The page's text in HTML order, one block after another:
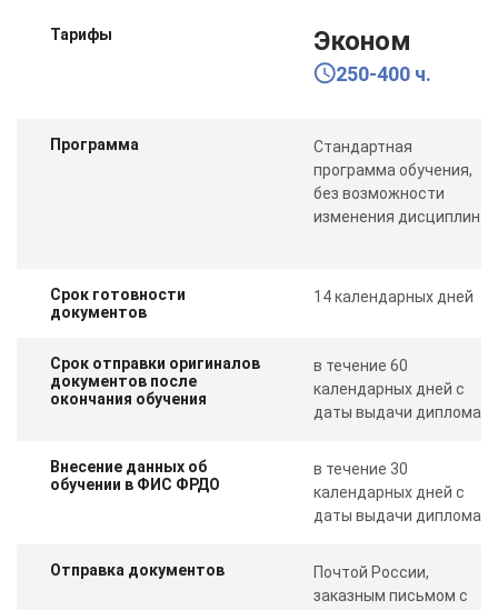
Тарифы Эконом
250-400 ч.
Программа
Стандартная
программа обучения,
без возможности
изменения дисциплин
Срок готовности
документов
14 календарных дней
Срок отправки оригиналов
документов после
окончания обучения
в течение 60
календарных дней с
даты выдачи диплома
Внесение данных об
обучении в ФИС ФРДО
в течение 30
календарных дней с
даты выдачи диплома
Отправка документов
Почтой России,
заказным письмом с